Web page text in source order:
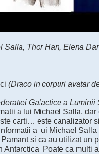
Salla, Thor Han, Elena
(Draco in corpuri avatar
Galactice a Luminii
a lui Michael Salla,
carti… este canalizator
a lui Michael
si ca au utilizat un
Antarctica. Poate ca multi